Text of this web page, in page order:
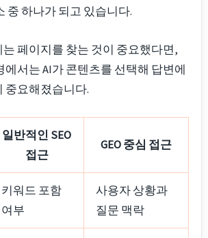
중 하나가 되고 있습니다.
페이지를 찾는 것이 중요했다면,
에서는 AI가 콘텐츠를 선택해 답변에
중요해졌습니다.
일반적인 SEO
접근
GEO 중심 접근
키워드 포함
여부
사용자 상황과
질문 맥락